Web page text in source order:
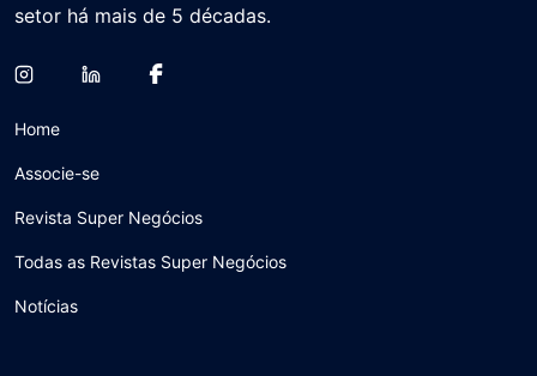
setor há mais de 5 décadas.
Home
Associe-se
Revista Super Negócios
Todas as Revistas Super Negócios
Notícias